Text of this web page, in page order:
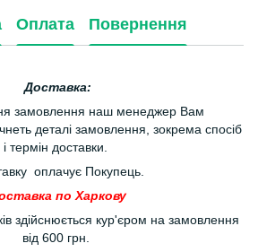
Оплата Повернення
Доставка:
замовлення наш менеджер Вам
деталі замовлення, зокрема спосіб
і термін доставки.
оплачує Покупець.
по Харкову
здійснюється кур'єром на замовлення
від 600 грн.